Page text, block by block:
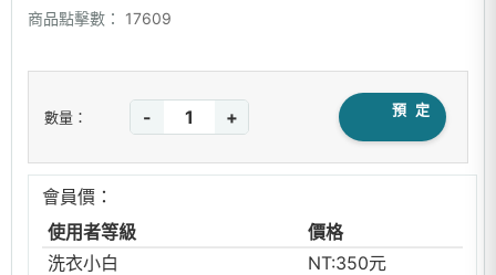
商品點擊數：
17609
數量： - + 預 定
會員價：
使用者等級
價格
洗衣小白
NT:350元